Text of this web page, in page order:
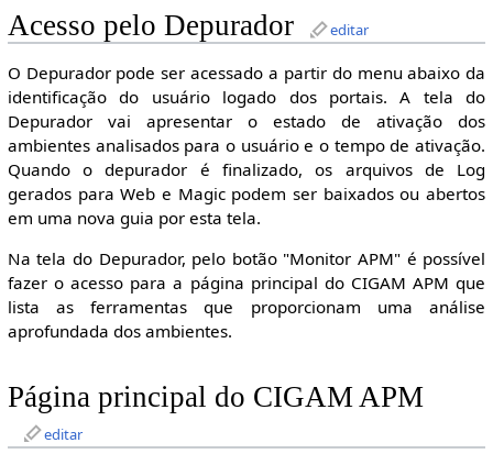
Acesso pelo Depurador editar
O Depurador pode ser acessado a partir do menu abaixo da
identificação do usuário logado dos portais. A tela do
Depurador vai apresentar o estado de ativação dos
ambientes analisados para o usuário e o tempo de ativação.
Quando o depurador é finalizado, os arquivos de Log
gerados para Web e Magic podem ser baixados ou abertos
em uma nova guia por esta tela.
Na tela do Depurador, pelo botão "Monitor APM" é possível
fazer o acesso para a página principal do CIGAM APM que
lista as ferramentas que proporcionam uma análise
aprofundada dos ambientes.
Página principal do CIGAM APM
editar